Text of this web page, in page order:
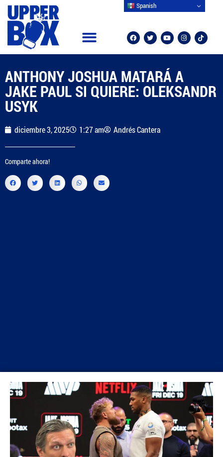
ANTHONY JOSHUA MATARÁ A
JAKE PAUL SI QUIERE: OLEKSANDR
USYK
diciembre 3, 2025 1:27 am Andrés Cantera
Comparte ahora!
Spanish